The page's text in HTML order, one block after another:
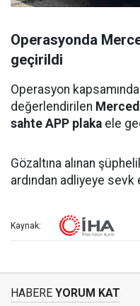
Operasyonda
geçirildi
Operasyon kapsamında
değerlendirilen
sahte APP plaka ele
Gözaltına alınan
ardından adliyeye
Kaynak:
HABERE YORUM KAT